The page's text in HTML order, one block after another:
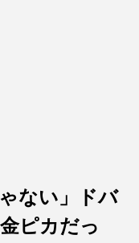
ない」ドバ
ピカだっ